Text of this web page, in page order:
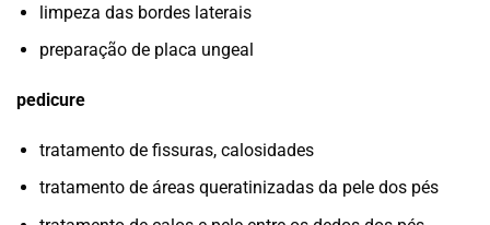
limpeza das bordes laterais
preparação de placa ungeal
pedicure
tratamento de fissuras, calosidades
tratamento de áreas queratinizadas da pele dos pés